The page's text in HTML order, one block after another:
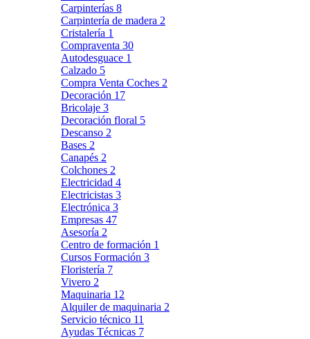
Carpinterías 8
Carpintería de madera 2
Cristalería 1
Compraventa 30
Autodesguace 1
Calzado 5
Compra Venta Coches 2
Decoración 17
Bricolaje 3
Decoración floral 5
Descanso 2
Bases 2
Canapés 2
Colchones 2
Electricidad 4
Electricistas 3
Electrónica 3
Empresas 47
Asesoría 2
Centro de formación 1
Cursos Formación 3
Floristería 7
Vivero 2
Maquinaria 12
Alquiler de maquinaria 2
Servicio técnico 11
Ayudas Técnicas 7